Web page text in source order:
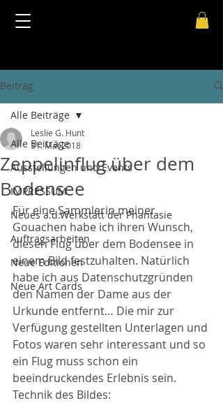
Beitrag
Alle Beiträge
Ausstellungen und Events
IMPRESSUM
Neues a.d.Werkstatt der Phantasie
Auftragsarbeiten
Neue Editionen
Neue Art Cards
Alle Beiträge
Zeppelinflug über dem
Bodensee
Leslie G. Hunt
31. Mai 2018
Für eine Sammlerin meiner
Gouachen habe ich ihren Wunsch,
diesen Flug über dem Bodensee in
einem Bild festzuhalten. Natürlich
habe ich aus Datenschutzgründen
den Namen der Dame aus der
Urkunde entfernt… Die mir zur
Verfügung gestellten Unterlagen und
Fotos waren sehr interessant und so
ein Flug muss schon ein
beeindruckendes Erlebnis sein.
Technik des Bildes: